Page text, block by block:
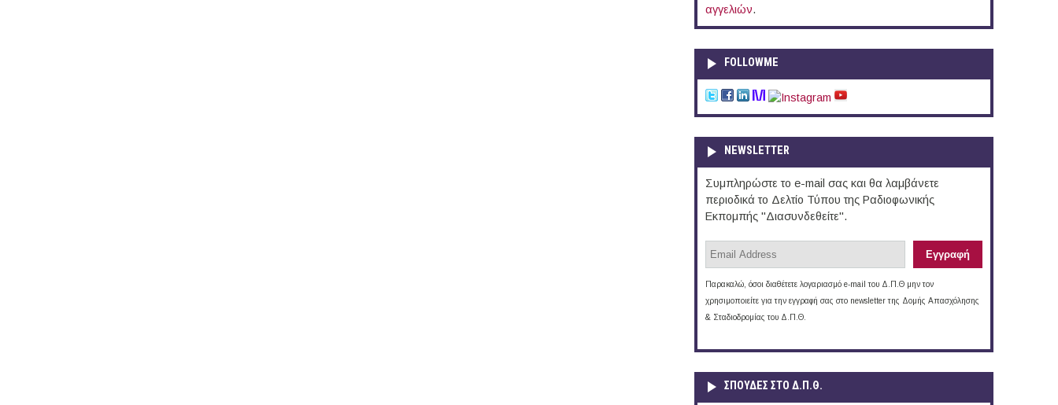
αγγελιών.
FOLLOWME
NEWSLETTER
Συμπληρώστε το e-mail σας και θα λαμβάνετε
περιοδικά το Δελτίο Τύπου της Ραδιοφωνικής
Εκπομπής "Διασυνδεθείτε".
Παρακαλώ, όσοι διαθέτετε λογαριασμό e-mail του Δ.Π.Θ μην τον
χρησιμοποιείτε για την εγγραφή σας στο newsletter της Δομής Απασχόλησης
& Σταδιοδρομίας του Δ.Π.Θ.
ΣΠΟΥΔΈΣ ΣΤΟ Δ.Π.Θ.